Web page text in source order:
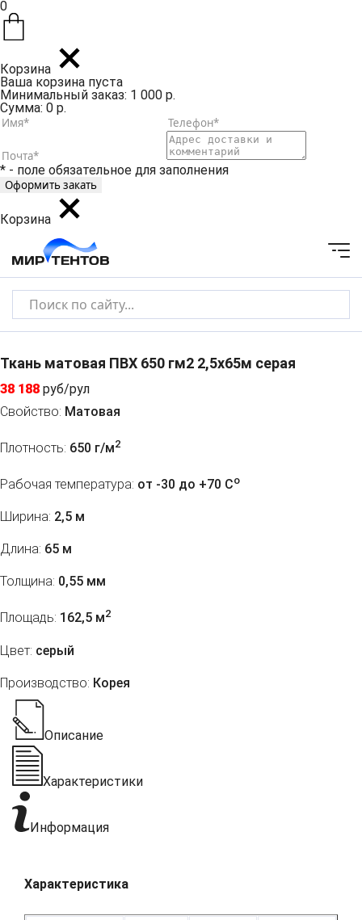
0
Корзина
Ваша корзина пуста
Минимальный заказ: 1 000 р.
Сумма: 0 р.
* - поле обязательное для заполнения
Корзина
Ткань матовая ПВХ 650 гм2 2,5x65м серая
38 188 руб/рул
Свойство: Матовая
Плотность: 650 г/м2
Рабочая температура: от -30 до +70 Co
Ширина: 2,5 м
Длина: 65 м
Толщина: 0,55 мм
Площадь: 162,5 м2
Цвет: серый
Производство: Корея
Описание
Характеристики
Информация
Характеристика